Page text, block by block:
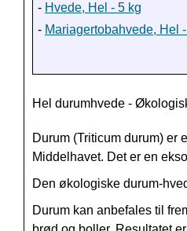
- Hvede, Hel - 5 kg
- Mariagertobahvede, Hel
Hel durumhvede -
Durum (Triticum durum) er
Middelhavet. Det er en
Den økologiske durum-
Durum kan anbefales til